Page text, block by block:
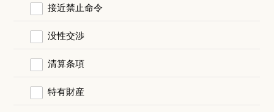
接近禁止命令
没性交渉
清算条項
特有財産